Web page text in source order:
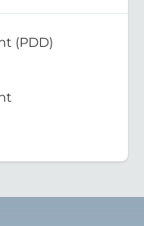
(PDD)